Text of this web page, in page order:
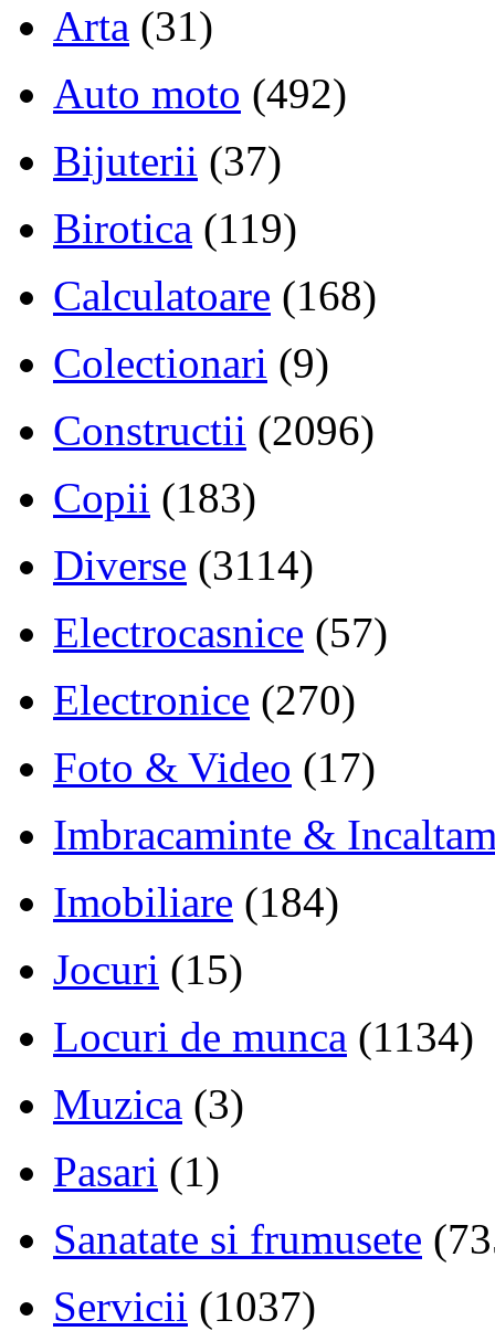
Arta (31)
Auto moto (492)
Bijuterii (37)
Birotica (119)
Calculatoare (168)
Colectionari (9)
Constructii (2096)
Copii (183)
Diverse (3114)
Electrocasnice (57)
Electronice (270)
Foto & Video (17)
Imbracaminte &
Imobiliare (184)
Jocuri (15)
Locuri de munca (1134)
Muzica (3)
Pasari (1)
Sanatate si frumusete
Servicii (1037)